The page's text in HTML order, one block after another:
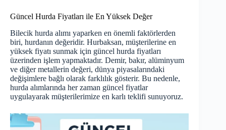
Güncel Hurda Fiyatları ile En Yüksek Değer
Bilecik hurda alımı yaparken en önemli faktörlerden
biri, hurdanın değeridir. Hurbaksan, müşterilerine en
yüksek fiyatı sunmak için güncel hurda fiyatları
üzerinden işlem yapmaktadır. Demir, bakır, alüminyum
ve diğer metallerin değeri, dünya piyasalarındaki
değişimlere bağlı olarak farklılık gösterir. Bu nedenle,
hurda alımlarında her zaman güncel fiyatlar
uygulayarak müşterilerimize en karlı teklifi sunuyoruz.